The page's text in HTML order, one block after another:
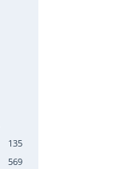
135
569